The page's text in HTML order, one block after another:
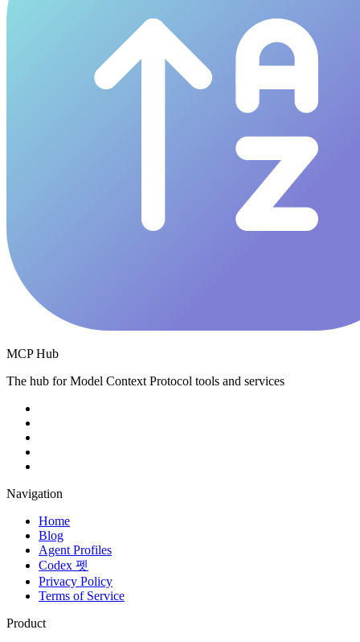
MCP Hub
The hub for Model Context Protocol tools and services
Navigation
Home
Blog
Agent Profiles
Codex 펫
Privacy Policy
Terms of Service
Product